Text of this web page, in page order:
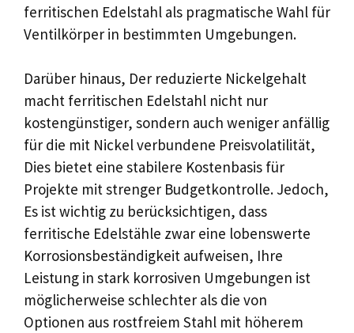
ferritischen Edelstahl als pragmatische Wahl für
Ventilkörper in bestimmten Umgebungen.
Darüber hinaus, Der reduzierte Nickelgehalt
macht ferritischen Edelstahl nicht nur
kostengünstiger, sondern auch weniger anfällig
für die mit Nickel verbundene Preisvolatilität,
Dies bietet eine stabilere Kostenbasis für
Projekte mit strenger Budgetkontrolle. Jedoch,
Es ist wichtig zu berücksichtigen, dass
ferritische Edelstähle zwar eine lobenswerte
Korrosionsbeständigkeit aufweisen, Ihre
Leistung in stark korrosiven Umgebungen ist
möglicherweise schlechter als die von
Optionen aus rostfreiem Stahl mit höherem